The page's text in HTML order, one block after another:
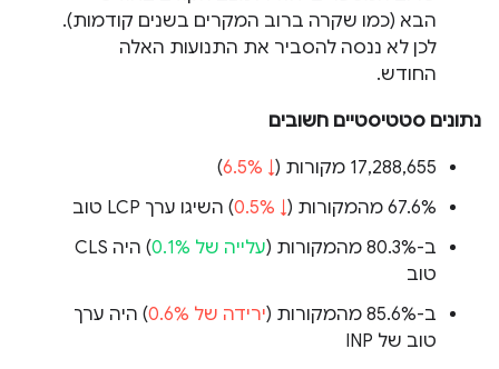
הבא (כמו שקרה ברוב המקרים בשנים קודמות).
לכן לא ננסה להסביר את התנועות האלה
החודש.
נתונים סטטיסטיים חשובים
‫17,288,655 מקורות ( ↓ 6.5%
)
‫67.6% מהמקורות (
↓ 0.5%
) השיגו ערך LCP טוב
ב-80.3% מהמקורות (
עלייה של 0.1%
) היה CLS
טוב
ב-85.6% מהמקורות (
ירידה של 0.6%
) היה ערך
טוב של INP